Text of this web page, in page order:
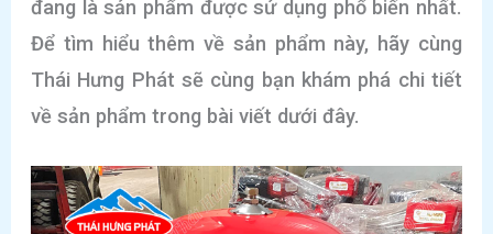
đang là sản phẩm được sử dụng phổ biến nhất.
Để tìm hiểu thêm về sản phẩm này, hãy cùng
Thái Hưng Phát sẽ cùng bạn khám phá chi tiết
về sản phẩm trong bài viết dưới đây.